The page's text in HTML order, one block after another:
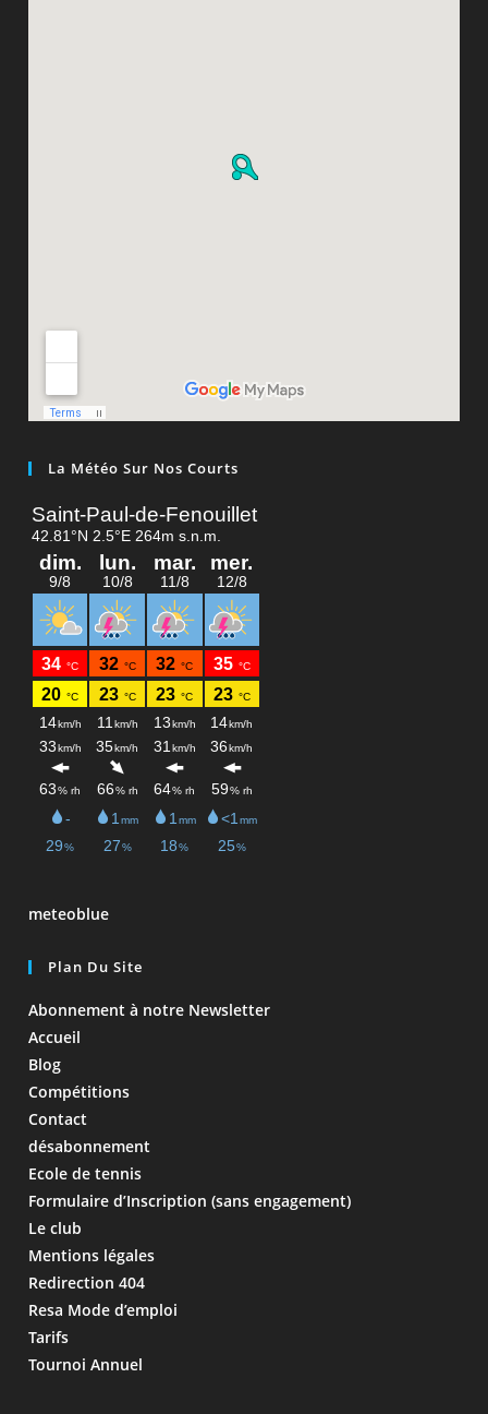
La Météo Sur Nos Courts
meteoblue
Plan Du Site
Abonnement à notre Newsletter
Accueil
Blog
Compétitions
Contact
désabonnement
Ecole de tennis
Formulaire d’Inscription (sans engagement)
Le club
Mentions légales
Redirection 404
Resa Mode d’emploi
Tarifs
Tournoi Annuel